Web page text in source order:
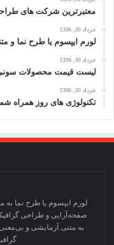
معتبرترین شرکت های
خرداد 30, 1396
لورم ایپسوم یا طرح‌ نما و
خرداد 30, 1396
لیست قیمت محصولات
خرداد 30, 1396
تکنولوژی های روز همراه
لورم ایپسوم یا طرح‌ نما
صفحه‌آرایی و طراحی
به متنی آزمایشی و